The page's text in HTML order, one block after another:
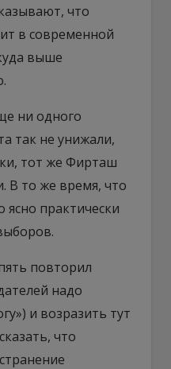
что
в современной
выше
ни одного
так не унижали,
тот же Фирташ
В то же время, что
ясно практически
повторил
надо
и возразить тут
что